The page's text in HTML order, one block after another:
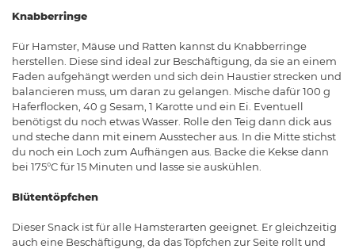
Knabberringe
Für Hamster, Mäuse und Ratten kannst du Knabberringe
herstellen. Diese sind ideal zur Beschäftigung, da sie an einem
Faden aufgehängt werden und sich dein Haustier strecken und
balancieren muss, um daran zu gelangen. Mische dafür 100 g
Haferflocken, 40 g Sesam, 1 Karotte und ein Ei. Eventuell
benötigst du noch etwas Wasser. Rolle den Teig dann dick aus
und steche dann mit einem Ausstecher aus. In die Mitte stichst
du noch ein Loch zum Aufhängen aus. Backe die Kekse dann
bei 175°C für 15 Minuten und lasse sie auskühlen.
Blütentöpfchen
Dieser Snack ist für alle Hamsterarten geeignet. Er gleichzeitig
auch eine Beschäftigung, da das Töpfchen zur Seite rollt und